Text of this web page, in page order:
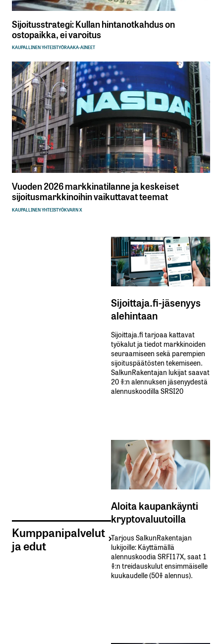
Sijoitusstrategi: Kullan hintanotkahdus on
ostopaikka, ei varoitus
KAUPALLINEN YHTEISTYÖRAAKA-AINEET
Vuoden 2026 markkinatilanne ja keskeiset
sijoitusmarkkinoihin vaikuttavat teemat
KAUPALLINEN YHTEISTYÖKVARN X
Kumppanipalvelut
ja edut
Sijoittaja.fi-jäsenyys
alehintaan
Sijoittaja.fi tarjoaa kattavat
työkalut ja tiedot markkinoiden
seuraamiseen sekä parempien
sijoituspäätösten tekemiseen.
SalkunRakentajan lukijat saavat
20 %:n alennuksen jäsenyydestä
alennuskoodilla SRSI20
Aloita kaupankäynti
kryptovaluutoilla
Tarjous SalkunRakentajan
lukijoille: Käyttämällä​ ​
alennuskoodia​ ​SRFI17X,​ ​saat​ ​1
%:n treidauskulut​ ​ensimmäiselle​ ​
kuukaudelle​ ​(50%​ ​alennus).